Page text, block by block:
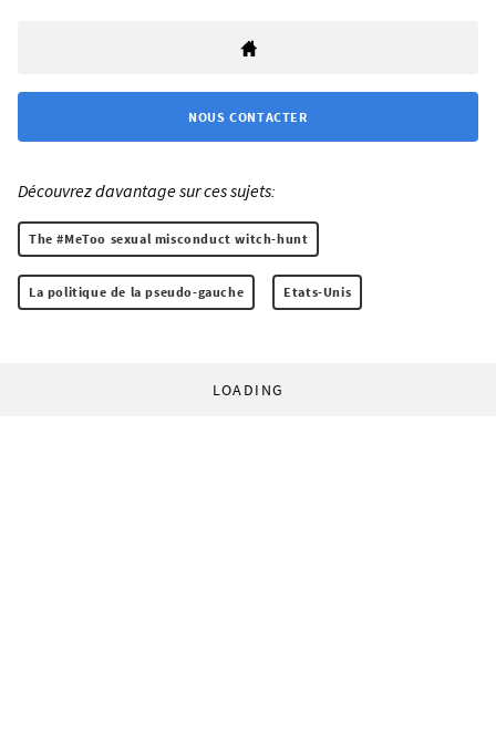
NOUS CONTACTER
Découvrez davantage sur ces sujets:
The #MeToo sexual misconduct witch-hunt
La politique de la pseudo-gauche Etats-Unis
LOADING